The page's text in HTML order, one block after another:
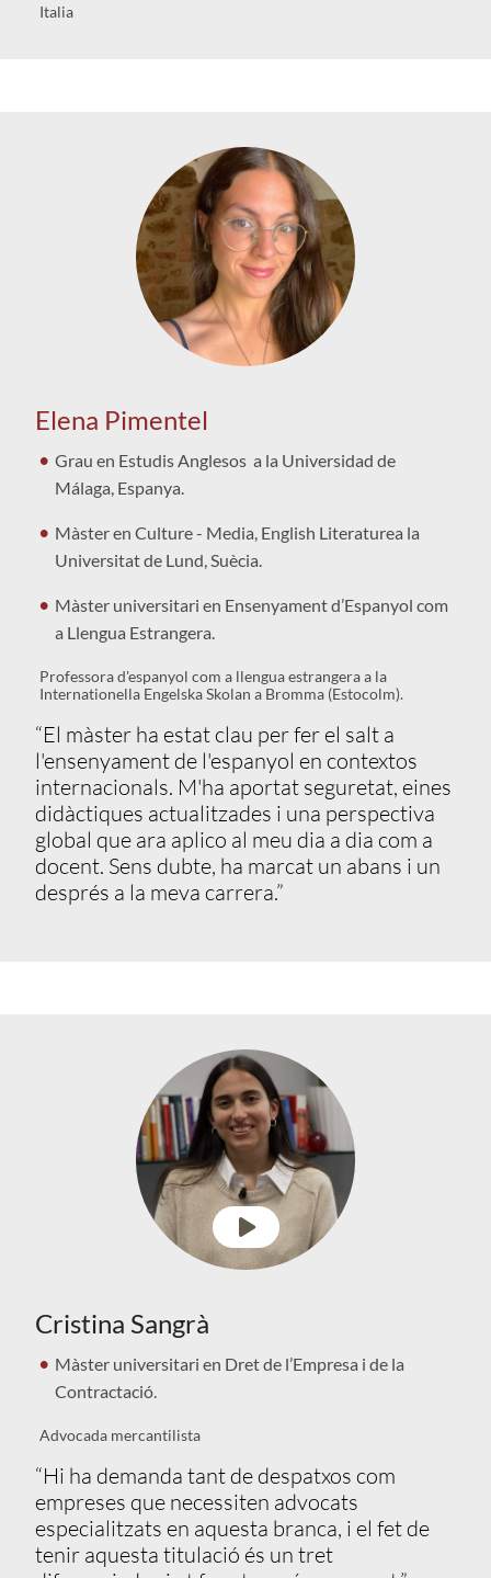
Italia
Elena Pimentel
Grau en Estudis Anglesos a la Universidad de
Málaga, Espanya.
Màster en Culture - Media, English Literaturea la
Universitat de Lund, Suècia.
Màster universitari en Ensenyament d’Espanyol com
a Llengua Estrangera.
Professora d'espanyol com a llengua estrangera a la
Internationella Engelska Skolan a Bromma (Estocolm).
“El màster ha estat clau per fer el salt a
l'ensenyament de l'espanyol en contextos
internacionals. M'ha aportat seguretat, eines
didàctiques actualitzades i una perspectiva
global que ara aplico al meu dia a dia com a
docent. Sens dubte, ha marcat un abans i un
després a la meva carrera.”
Cristina Sangrà
Màster universitari en Dret de l’Empresa i de la
Contractació.
Advocada mercantilista
“Hi ha demanda tant de despatxos com
empreses que necessiten advocats
especialitzats en aquesta branca, i el fet de
tenir aquesta titulació és un tret